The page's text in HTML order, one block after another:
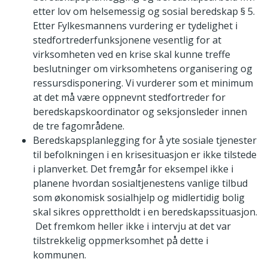
etter lov om helsemessig og sosial beredskap § 5.
Etter Fylkesmannens vurdering er tydelighet i
stedfortrederfunksjonene vesentlig for at
virksomheten ved en krise skal kunne treffe
beslutninger om virksomhetens organisering og
ressursdisponering. Vi vurderer som et minimum
at det må være oppnevnt stedfortreder for
beredskapskoordinator og seksjonsleder innen
de tre fagområdene.
Beredskapsplanlegging for å yte sosiale tjenester
til befolkningen i en krisesituasjon er ikke tilstede
i planverket. Det fremgår for eksempel ikke i
planene hvordan sosialtjenestens vanlige tilbud
som økonomisk sosialhjelp og midlertidig bolig
skal sikres opprettholdt i en beredskapssituasjon.
Det fremkom heller ikke i intervju at det var
tilstrekkelig oppmerksomhet på dette i
kommunen.